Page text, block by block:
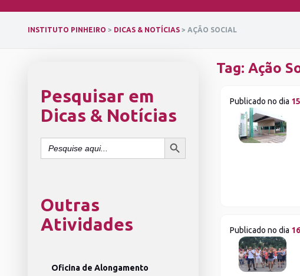
INSTITUTO PINHEIRO > DICAS & NOTÍCIAS > AÇÃO SOCIAL
Pesquisar em
Dicas & Notícias
Search
for:
SEARCH BUTTON
Outras
Atividades
Oficina de Alongamento
Tag: Ação
Publicado no dia
Publicado no dia